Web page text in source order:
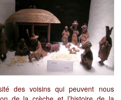
des voisins qui peuvent nous